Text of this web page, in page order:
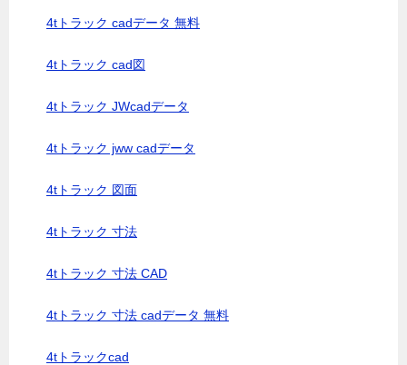
4tトラック cadデータ 無料
4tトラック cad図
4tトラック JWcadデータ
4tトラック jww cadデータ
4tトラック 図面
4tトラック 寸法
4tトラック 寸法 CAD
4tトラック 寸法 cadデータ 無料
4tトラックcad